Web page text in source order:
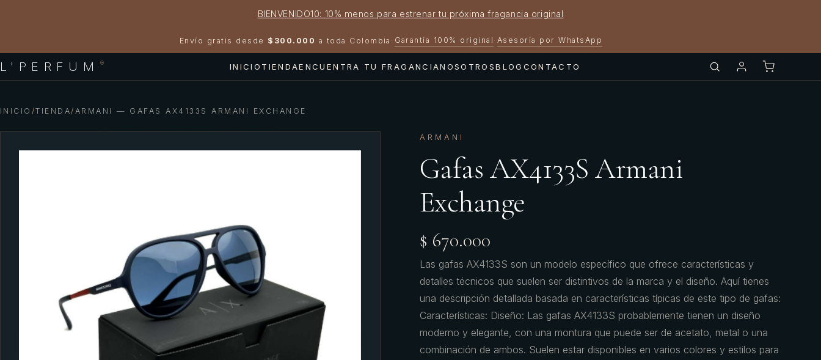
BIENVENIDO10: 10% menos para estrenar tu próxima fragancia original
Envío gratis desde $300.000 a toda Colombia · Garantía 100% original · Asesoría por WhatsApp
L'PERFUM ® INICIO TIENDAENCUENTRA TU FRAGANCIANOSOTROSBLOG CONTACTO
INICIO /TIENDA/ ARMANI — GAFAS AX4133S ARMANI EXCHANGE
ARMANI
Gafas AX4133S Armani
Exchange
$ 670.000
Las gafas AX4133S son un modelo específico que ofrece características y
detalles técnicos que suelen ser distintivos de la marca y el diseño. Aquí tienes
una descripción detallada basada en características típicas de este tipo de gafas:
Características: Diseño: Las gafas AX4133S probablemente tienen un diseño
moderno y elegante, con una montura que puede ser de acetato, metal o una
combinación de ambos. Suelen estar disponibles en varios colores y estilos para